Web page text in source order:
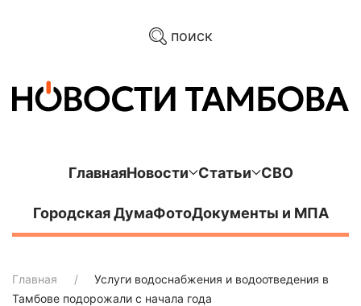
поиск
ГлавнаяНовости Статьи СВО
Городская ДумаФотоДокументы и МПА
Главная
Услуги водоснабжения и водоотведения в
Тамбове подорожали с начала года